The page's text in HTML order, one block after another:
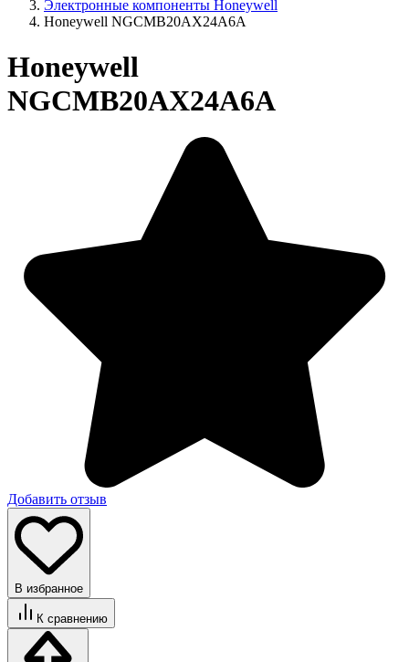
Электронные компоненты Honeywell
Honeywell NGCMB20AX24A6A
Honeywell
NGCMB20AX24A6A
Добавить отзыв
В избранное
К сравнению